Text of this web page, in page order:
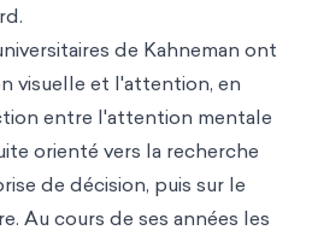
de Kahneman ont
visuelle et l'attention, en
entre l'attention mentale
orienté vers la recherche
de décision, puis sur le
Au cours de ses années les